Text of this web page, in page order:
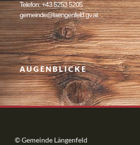
Telefon: +43 5253 5205
gemeinde@laengenfeld.gv.at
AUGENBLICKE
© Gemeinde Längenfeld